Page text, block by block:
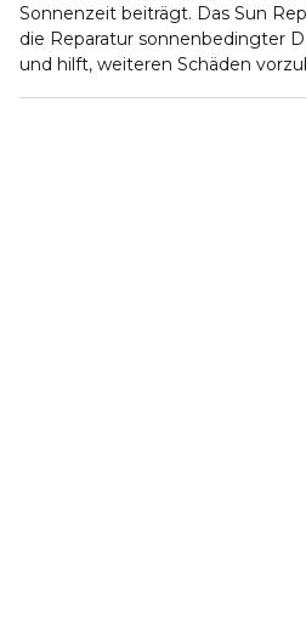
Sonnenzeit beiträgt. Das Sun
die Reparatur sonnenbedingter
und hilft, weiteren Schäden